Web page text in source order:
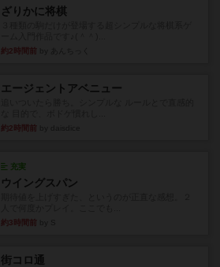
ざりかに将棋
約2時間前
エージェントアベニュー
約2時間前
充実
ウイングスパン
約3時間前
街コロ通